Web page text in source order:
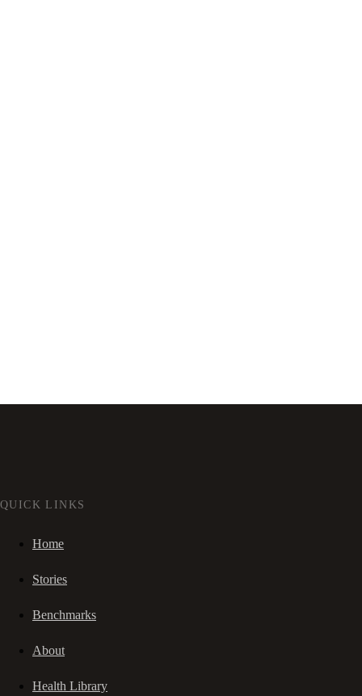
QUICK LINKS
Home
Stories
Benchmarks
About
Health Library